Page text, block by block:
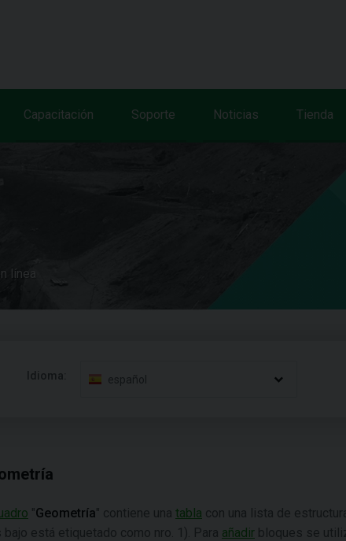
Capacitación Soporte Noticias Tienda
línea
Idioma: español
"Geometría" contiene una tabla con una lista de
bajo está etiquetado como nro. 1). Para añadir bloques se